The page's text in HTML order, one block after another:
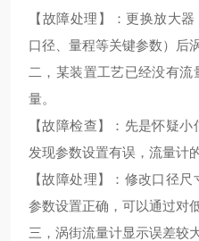
【故障处理】：更换放大
口径、量程等关键参数）后
二，某装置工艺已经没有
量。
【故障检查】：先是怀疑
发现参数设置有误，流量计
【故障处理】：修改口径
参数设置正确，可以通过对
三，涡街流量计显示误差较大